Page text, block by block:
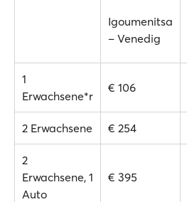
Igoumenitsa
– Venedig
1
Erwachsene*r
€ 106
2 Erwachsene € 254
2
Erwachsene, 1
Auto
€ 395